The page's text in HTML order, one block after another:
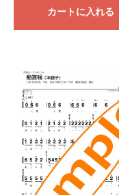
カートに入れる